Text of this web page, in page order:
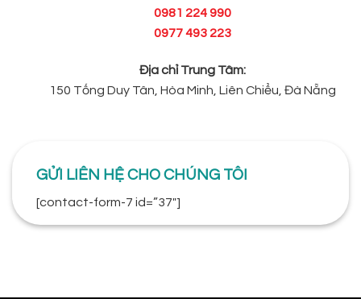
0981 224 990
0977 493 223
Địa chỉ Trung Tâm:
150 Tống Duy Tân, Hòa Minh, Liên Chiểu, Đà Nẵng
GỬI LIÊN HỆ CHO CHÚNG TÔI
[contact-form-7 id=”37″]